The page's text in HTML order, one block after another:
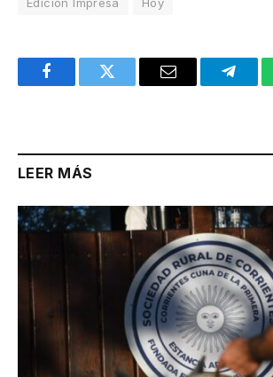
FacebookTwitter Email
LEER MÁS